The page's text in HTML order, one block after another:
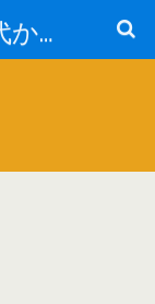
くらくら店長の『30代からのガンプラ工作』